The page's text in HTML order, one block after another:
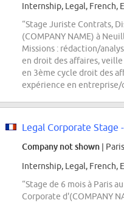
Internship, Legal, French,
“Stage Juriste Contrats,
(COMPANY NAME) à
Missions : rédaction/
en droit des affaires,
en 3ème cycle droit des
expérience en entreprise/
Legal Corporate Stage
Company not shown | Paris
Internship, Legal, French,
“Stage de 6 mois à Paris
Corporate d'(COMPANY